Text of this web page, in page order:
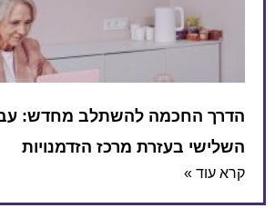
הדרך החכמה להשתלב מחדש:
השלישי בעזרת מרכז הזדמנויות
קרא עוד »